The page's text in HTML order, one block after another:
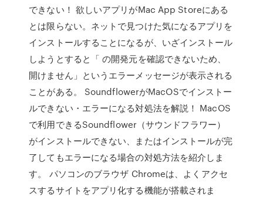
できない！ 欲しいアプリがMac App Storeにある
とは限らない。ネットで見つけた気になるアプリを
インストールすることになるが、いざインストール
しようとすると「 の開発元を確認できないため、
開けません」というエラーメッセージが表示される
ことがある。 SoundflowerがMacOSでインストー
ルできない・エラーになる対処法を解説！ MacOS
で利用できるSoundflower（サウンドフラワー）
がインストールできない、またはインストールが完
了してもエラーになる場合の対処方法を紹介しま
す。 パソコンのブラウザ Chromeは、よくアクセ
スするサイトをアプリ化する機能が搭載されま